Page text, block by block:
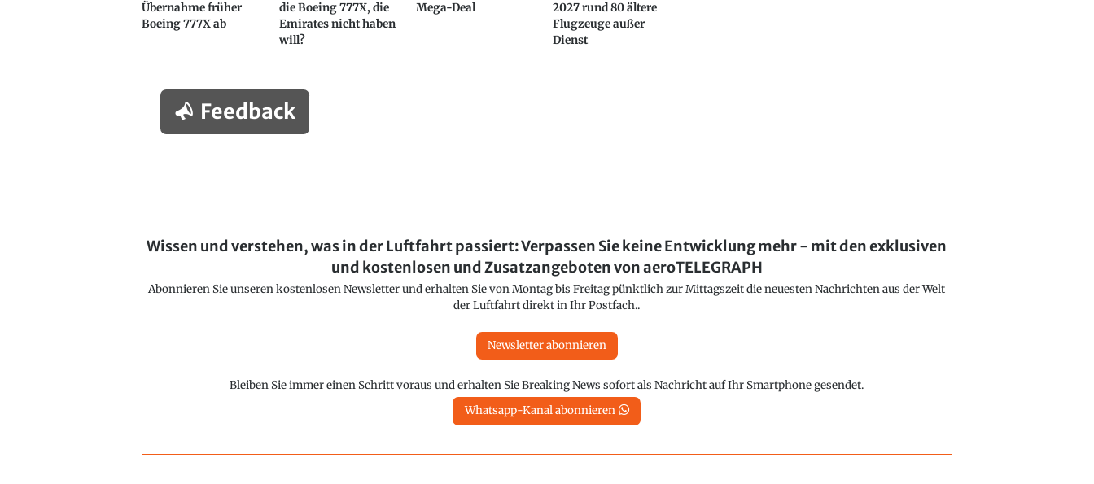
Übernahme früher
Boeing 777X ab
die Boeing 777X, die
Emirates nicht haben
will?
Mega-Deal
2027 rund 80 ältere
Flugzeuge außer
Dienst
Feedback
Wissen und verstehen, was in der Luftfahrt passiert: Verpassen Sie keine Entwicklung mehr - mit den exklusiven
und kostenlosen und Zusatzangeboten von aeroTELEGRAPH
Abonnieren Sie unseren kostenlosen Newsletter und erhalten Sie von Montag bis Freitag pünktlich zur Mittagszeit die neuesten Nachrichten aus der Welt
der Luftfahrt direkt in Ihr Postfach..
Newsletter abonnieren
Bleiben Sie immer einen Schritt voraus und erhalten Sie Breaking News sofort als Nachricht auf Ihr Smartphone gesendet.
Whatsapp-Kanal abonnieren